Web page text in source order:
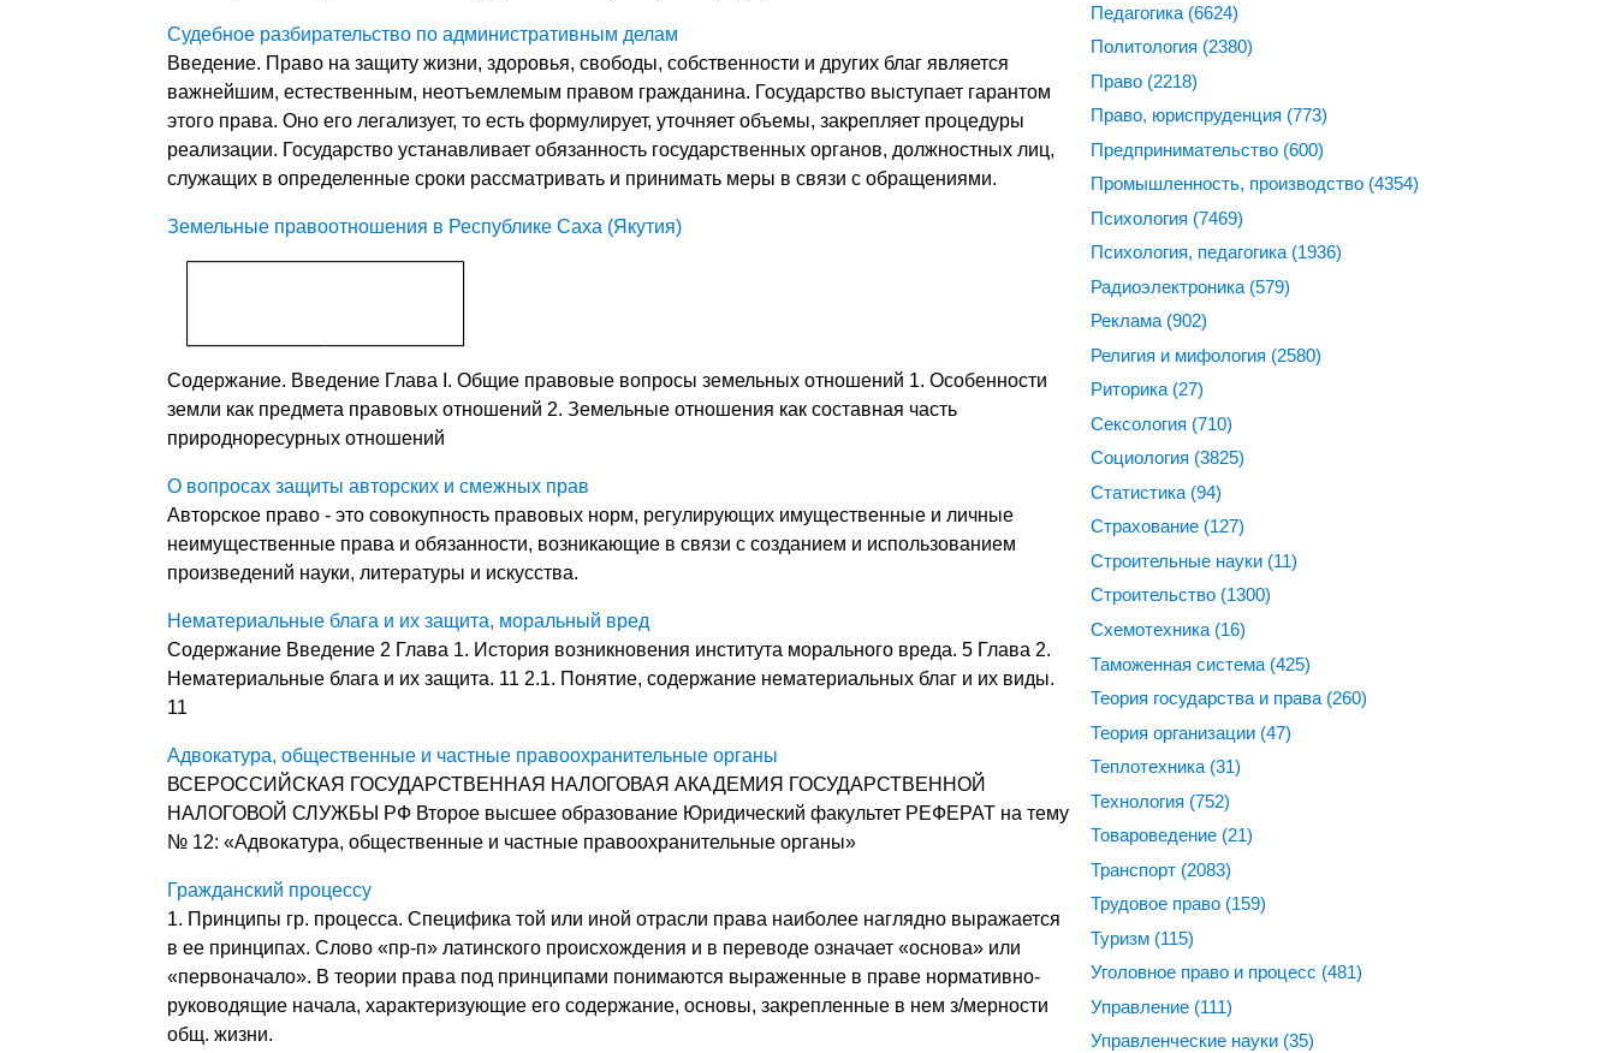
Судебное разбирательство по административным делам
Введение. Право на защиту жизни, здоровья, свободы, собственности и других благ является
важнейшим, естественным, неотъемлемым правом гражданина. Государство выступает гарантом
этого права. Оно его легализует, то есть формулирует, уточняет объемы, закрепляет процедуры
реализации. Государство устанавливает обязанность государственных органов, должностных лиц,
служащих в определенные сроки рассматривать и принимать меры в связи с обращениями.
Земельные правоотношения в Республике Саха (Якутия)
Содержание. Введение Глава I. Общие правовые вопросы земельных отношений 1. Особенности
земли как предмета правовых отношений 2. Земельные отношения как составная часть
природноресурных отношений
О вопросах защиты авторских и смежных прав
Авторское право - это совокупность правовых норм, регулирующих имущественные и личные
неимущественные права и обязанности, возникающие в связи с созданием и использованием
произведений науки, литературы и искусства.
Нематериальные блага и их защита, моральный вред
Содержание Введение 2 Глава 1. История возникновения института морального вреда. 5 Глава 2.
Нематериальные блага и их защита. 11 2.1. Понятие, содержание нематериальных благ и их виды.
11
Адвокатура, общественные и частные правоохранительные органы
ВСЕРОССИЙСКАЯ ГОСУДАРСТВЕННАЯ НАЛОГОВАЯ АКАДЕМИЯ ГОСУДАРСТВЕННОЙ
НАЛОГОВОЙ СЛУЖБЫ РФ Второе высшее образование Юридический факультет РЕФЕРАТ на тему
№ 12: «Адвокатура, общественные и частные правоохранительные органы»
Гражданский процессу
1. Принципы гр. процесса. Специфика той или иной отрасли права наиболее наглядно выражается
в ее принципах. Слово «пр-п» латинского происхождения и в переводе означает «основа» или
«первоначало». В теории права под принципами понимаются выраженные в праве нормативно-
руководящие начала, характеризующие его содержание, основы, закрепленные в нем з/мерности
общ. жизни.
Педагогика (6624)
Политология (2380)
Право (2218)
Право, юриспруденция (773)
Предпринимательство (600)
Промышленность, производство (4354)
Психология (7469)
Психология, педагогика (1936)
Радиоэлектроника (579)
Реклама (902)
Религия и мифология (2580)
Риторика (27)
Сексология (710)
Социология (3825)
Статистика (94)
Страхование (127)
Строительные науки (11)
Строительство (1300)
Схемотехника (16)
Таможенная система (425)
Теория государства и права (260)
Теория организации (47)
Теплотехника (31)
Технология (752)
Товароведение (21)
Транспорт (2083)
Трудовое право (159)
Туризм (115)
Уголовное право и процесс (481)
Управление (111)
Управленческие науки (35)